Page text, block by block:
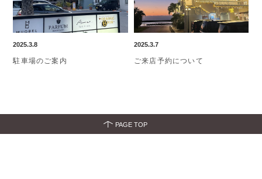
2025.3.8
駐車場のご案内
2025.3.7
ご来店予約について
PAGE TOP